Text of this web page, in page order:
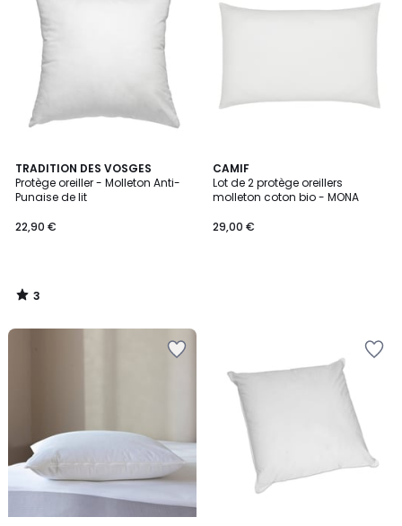
TRADITION DES VOSGES
Protège oreiller - Molleton Anti-
Punaise de lit
22,90 €
3
/
5
3
/
CAMIF
Lot de 2 protège oreillers
molleton coton bio - MONA
29,00 €